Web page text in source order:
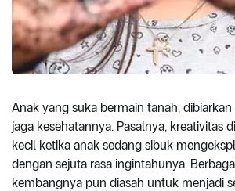
Anak yang suka bermain tanah,
jaga kesehatannya. Pasalnya, kreativitas
kecil ketika anak sedang sibuk
dengan sejuta rasa ingintahunya.
kembangnya pun diasah untuk menjadi